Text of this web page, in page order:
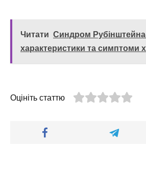
Читати Синдром
характеристики та симптоми
Оцініть статтю